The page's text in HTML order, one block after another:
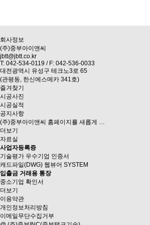
회사정보
(주)중부아이앤씨
jbtt@jbtt.co.kr
T: 042-534-0119 / F: 042-536-0033
대전광역시 유성구 테크노3로 65
(관평동, 한신에스메카 341호)
즐겨찾기
시공사진
시공실적
공지사항
(주)중부아이앤씨 홈페이지를 새롭게 …
더보기
자료실
사업자등록증
기술평가 우수기업 인증서
캐드파일(DWG) 웹뷰어 SYSTEM
입출금 거래용 통장
중소기업 확인서
더보기
이용약관
개인정보처리방침
이메일무단수집거부